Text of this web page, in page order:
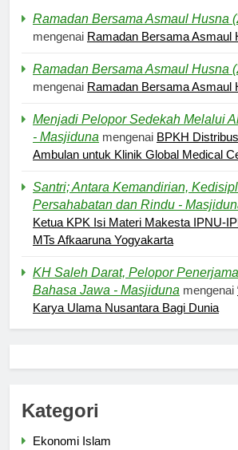
Ramadan Bersama Asmaul Husna
mengenai Ramadan Bersama Asmaul
Ramadan Bersama Asmaul Husna
mengenai Ramadan Bersama Asmaul
Menjadi Pelopor Sedekah Melalui
- Masjiduna mengenai BPKH
Ambulan untuk Klinik Global Medical
Santri; Antara Kemandirian,
Persahabatan dan Rindu -
Ketua KPK Isi Materi Makesta IPNU-
MTs Afkaaruna Yogyakarta
KH Saleh Darat, Pelopor
Bahasa Jawa - Masjiduna mengenai
Karya Ulama Nusantara Bagi Dunia
Kategori
Ekonomi Islam
5
Tuhan
HIKMAH
7